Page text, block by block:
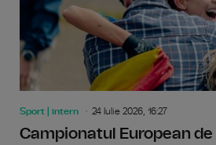
Sport | intern 24 Iulie 2026, 16:27
Campionatul European